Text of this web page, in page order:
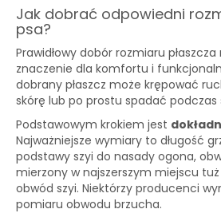
Jak dobrać odpowiedni
psa?
Prawidłowy dobór rozmiaru
znaczenie dla komfortu i
dobrany płaszcz może krępować
skórę lub po prostu spadać podczas
Podstawowym krokiem jest
Najważniejsze wymiary to długość
podstawy szyi do nasady ogona,
mierzony w najszerszym miejscu
obwód szyi. Niektórzy producenci
pomiaru obwodu brzucha.